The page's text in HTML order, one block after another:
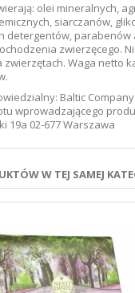
olei mineralnych,
siarczanów,
detergentów, parabenów
zwierzęcego.
Waga netto
Baltic Company
wprowadzającego
19a 02-677 Warszawa
W TEJ SAMEJ